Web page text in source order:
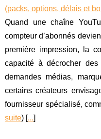
(packs, options, délais et
Quand une chaîne
compteur d’abonnés
première impression, la
capacité à décrocher des
demandes médias,
certains créateurs
fournisseur spécialisé,
suite) [...]